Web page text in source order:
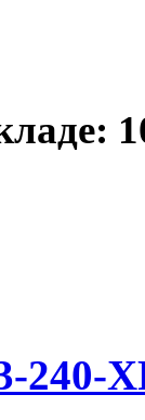
240-